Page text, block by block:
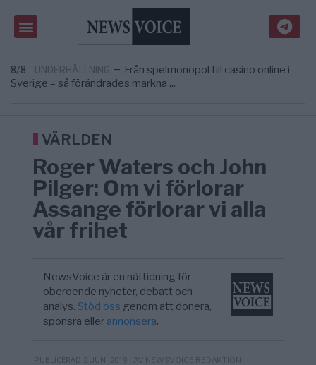
5/8 KRIG & FRED
massbegravningarna någonsin
KRIG & FRED
Richard D. Wolff: Därför provocerar
8/8 UNDERHÅLLNING — Från spelmonopol till casino online i
Sverige – så förändrades markna ...
avgöra all utrikespolitik
massbegravningarna någonsin
KRIG & FRED
Richard D. Wolff: Därför provocerar
Europas ledare fram ett krig med Rys ...
VÄRLDEN
Roger Waters och John
Pilger: Om vi förlorar
Assange förlorar vi alla
vår frihet
NewsVoice är en nättidning för
oberoende nyheter, debatt och
analys.Stöd oss genom att donera,
sponsra eller annonsera.
PUBLICERAD 2 JUNI 2019 - AV NEWSVOICE REDAKTION